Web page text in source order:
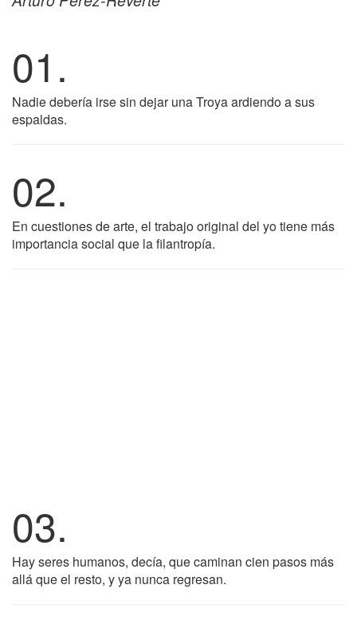
01.
Nadie debería irse sin dejar una Troya ardiendo a sus
espaldas.
02.
En cuestiones de arte, el trabajo original del yo tiene más
importancia social que la filantropía.
03.
Hay seres humanos, decía, que caminan cien pasos más
allá que el resto, y ya nunca regresan.